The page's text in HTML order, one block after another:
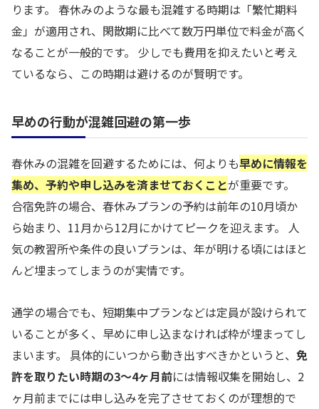
ります。 春休みのような最も混雑する時期は「繁忙期料
金」が適用され、閑散期に比べて数万円単位で料金が高く
なることが一般的です。 少しでも費用を抑えたいと考え
ているなら、この時期は避けるのが賢明です。
早めの行動が混雑回避の第一歩
春休みの混雑を回避するためには、何よりも早めに情報を
集め、予約や申し込みを済ませておくことが重要です。
合宿免許の場合、春休みプランの予約は前年の10月頃か
ら始まり、11月から12月にかけてピークを迎えます。 人
気の教習所や条件の良いプランは、年が明ける頃にはほと
んど埋まってしまうのが実情です。
通学の場合でも、短期集中プランなどは定員が設けられて
いることが多く、早めに申し込まなければ枠が埋まってし
まいます。 具体的にいつから動き出すべきかというと、 免
許を取りたい時期の3〜4ヶ月前には情報収集を開始し、2
ヶ月前までには申し込みを完了させておくのが理想的で